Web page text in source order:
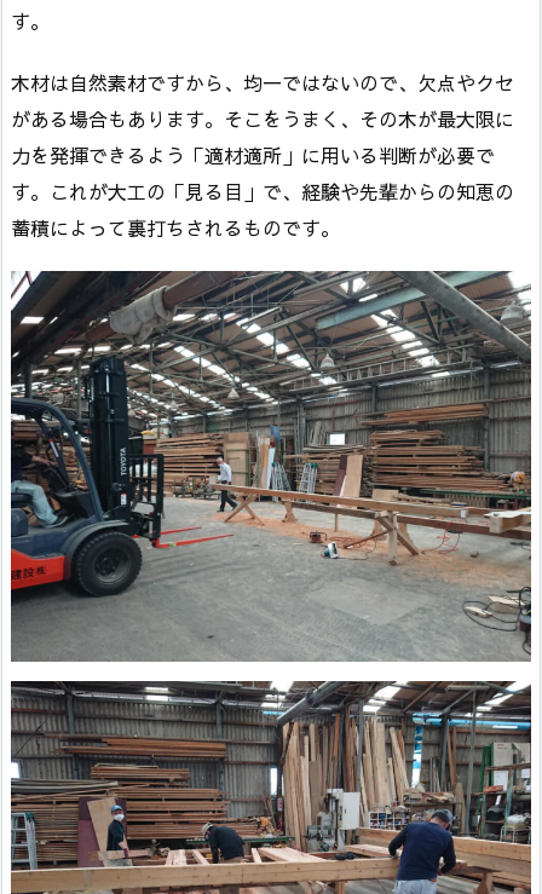
す。
木材は自然素材ですから、均一ではないので、欠点やクセ
がある場合もあります。そこをうまく、その木が最大限に
力を発揮できるよう「適材適所」に用いる判断が必要で
す。これが大工の「見る目」で、経験や先輩からの知恵の
蓄積によって裏打ちされるものです。